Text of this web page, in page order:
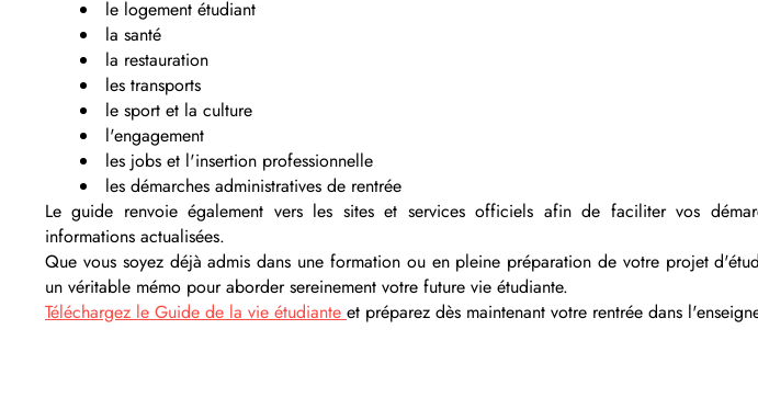
le logement étudiant
la santé
la restauration
les transports
le sport et la culture
l'engagement
les jobs et l'insertion professionnelle
les démarches administratives de rentrée
Le guide renvoie également vers les sites et services officiels afin de faciliter vos
informations actualisées.
Que vous soyez déjà admis dans une formation ou en pleine préparation de votre projet
un véritable mémo pour aborder sereinement votre future vie étudiante.
Téléchargez le Guide de la vie étudiante et préparez dès maintenant votre rentrée dans